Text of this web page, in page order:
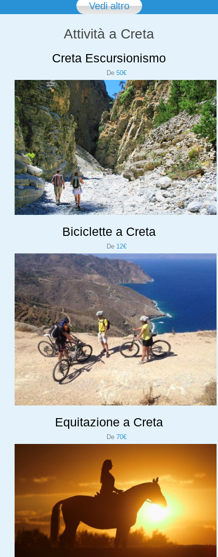
Vedi altro
Attività a Creta
Creta Escursionismo
De50€
Biciclette a Creta
De12€
Equitazione a Creta
De70€